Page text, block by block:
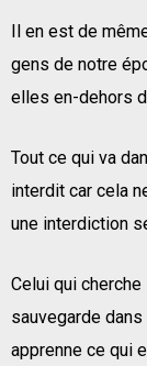
Il en est de
gens de notre
elles en-dehors
Tout ce qui va
interdit car cela
une interdiction
Celui qui cherche
sauvegarde dans
apprenne ce qui